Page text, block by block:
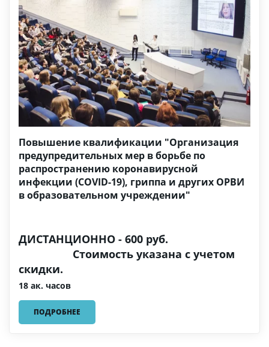
Повышение квалификации "Организация
предупредительных мер в борьбе по
распространению коронавирусной
инфекции (COVID-19), гриппа и других ОРВИ
в образовательном учреждении"
ДИСТАНЦИОННО - 600 руб.
Стоимость указана с учетом
скидки.
18 ак. часов
ПОДРОБНЕЕ